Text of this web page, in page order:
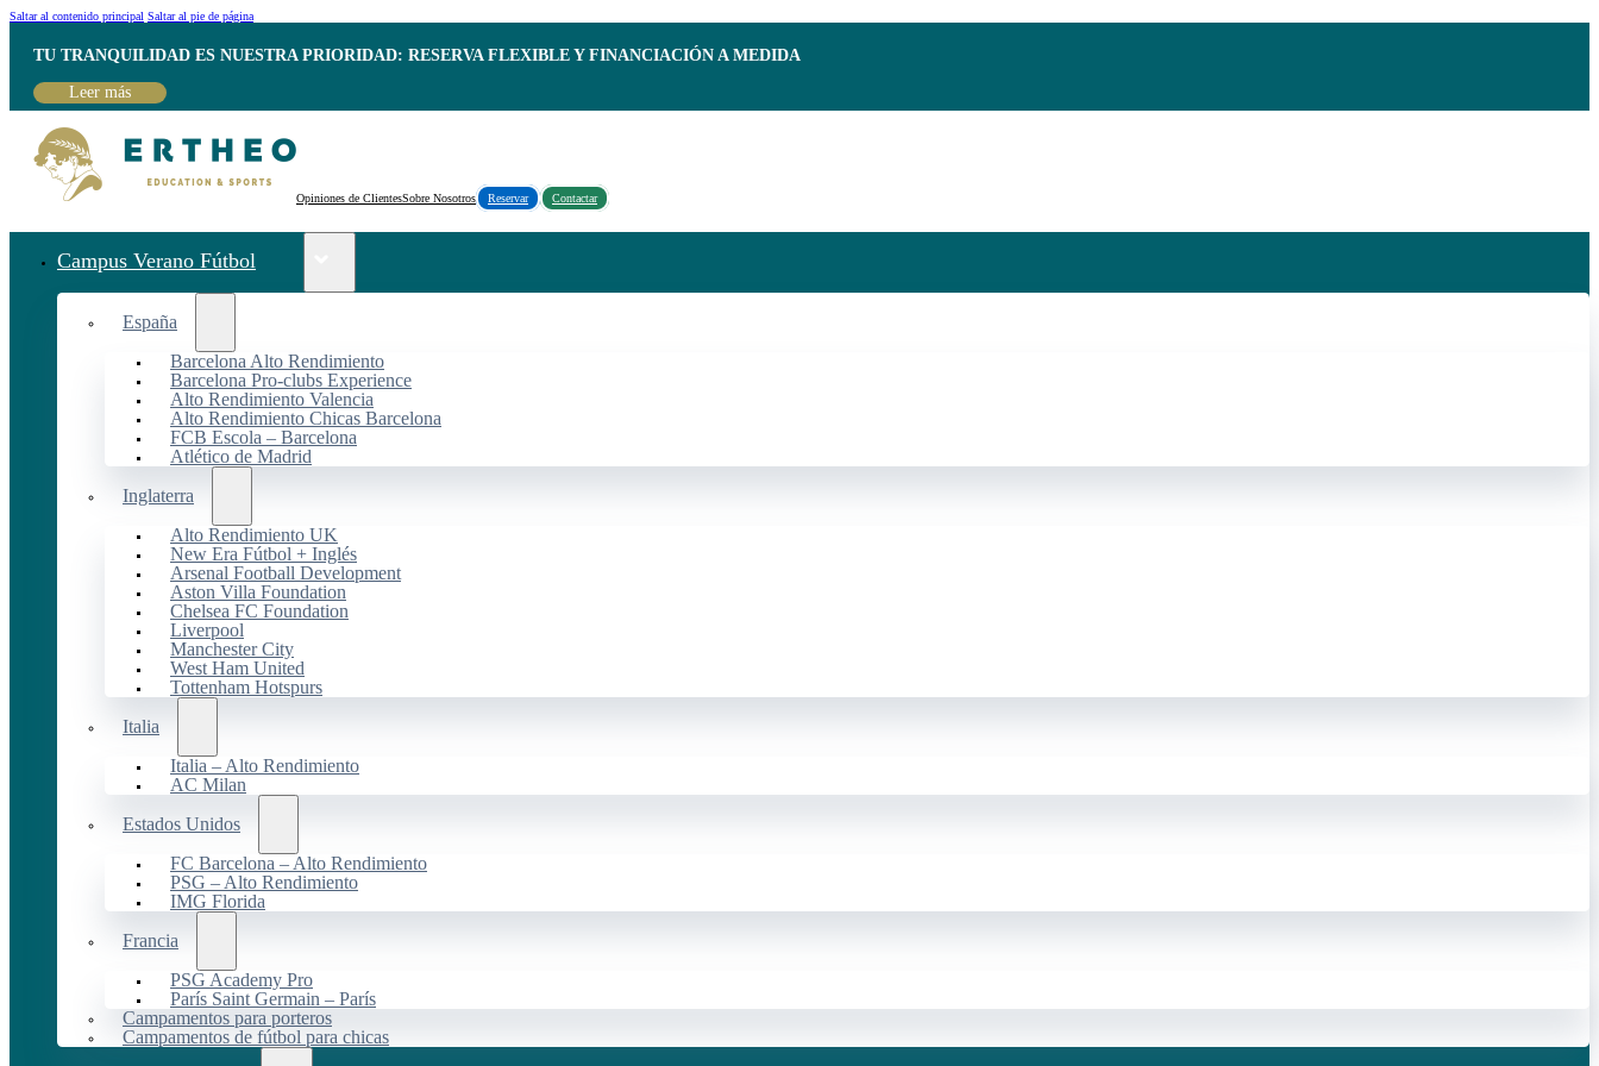
Saltar al contenido principal Saltar al pie de página
TU TRANQUILIDAD ES NUESTRA PRIORIDAD: RESERVA FLEXIBLE Y FINANCIACIÓN A MEDIDA
Leer más
Opiniones de ClientesSobre Nosotros Reservar Contactar
Campus Verano Fútbol
España
Barcelona Alto Rendimiento
Barcelona Pro-clubs Experience
Alto Rendimiento Valencia
Alto Rendimiento Chicas Barcelona
FCB Escola – Barcelona
Atlético de Madrid
Inglaterra
Alto Rendimiento UK
New Era Fútbol + Inglés
Arsenal Football Development
Aston Villa Foundation
Chelsea FC Foundation
Liverpool
Manchester City
West Ham United
Tottenham Hotspurs
Italia
Italia – Alto Rendimiento
AC Milan
Estados Unidos
FC Barcelona – Alto Rendimiento
PSG – Alto Rendimiento
IMG Florida
Francia
PSG Academy Pro
París Saint Germain – París
Campamentos para porteros
Campamentos de fútbol para chicas